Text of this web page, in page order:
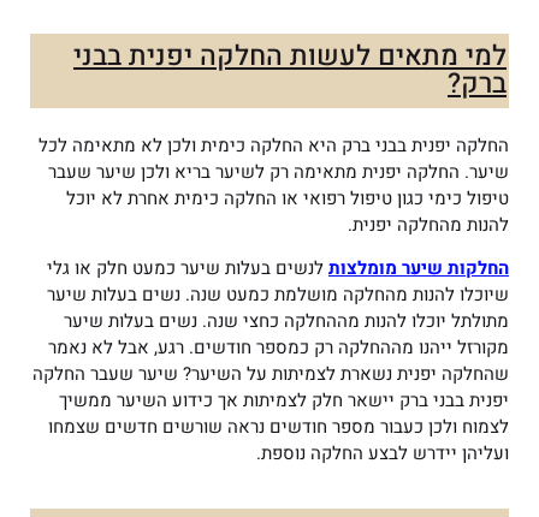
למי מתאים לעשות החלקה יפנית בבני
ברק?
החלקה יפנית בבני ברק היא החלקה כימית ולכן לא מתאימה לכל
שיער. החלקה יפנית מתאימה רק לשיער בריא ולכן שיער שעבר
טיפול כימי כגון טיפול רפואי או החלקה כימית אחרת לא יוכל
להנות מהחלקה יפנית.
החלקות שיער מומלצות לנשים בעלות שיער כמעט חלק או גלי
שיוכלו להנות מהחלקה מושלמת כמעט שנה. נשים בעלות שיער
מתולתל יוכלו להנות מההחלקה כחצי שנה. נשים בעלות שיער
מקורזל ייהנו מההחלקה רק כמספר חודשים. רגע, אבל לא נאמר
שהחלקה יפנית נשארת לצמיתות על השיער? שיער שעבר החלקה
יפנית בבני ברק יישאר חלק לצמיתות אך כידוע השיער ממשיך
לצמוח ולכן כעבור מספר חודשים נראה שורשים חדשים שצמחו
ועליהן יידרש לבצע החלקה נוספת.